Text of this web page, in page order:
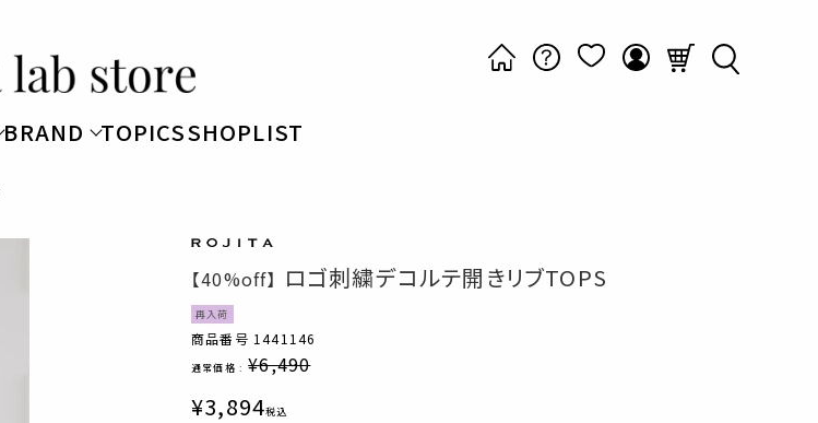
BRAND TOPICSSHOPLIST
【40%off】 ロゴ刺繍デコルテ開きリブTOPS
再入荷
商品番号 1441146
通常価格 : ¥6,490
¥3,894税込